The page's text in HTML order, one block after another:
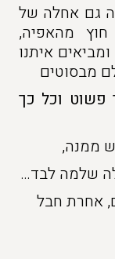
גם אחלה של
מהאפיה,
איתנו
מבסוטים
פשוט וכל כך
ממנה,
שלמה לבד…